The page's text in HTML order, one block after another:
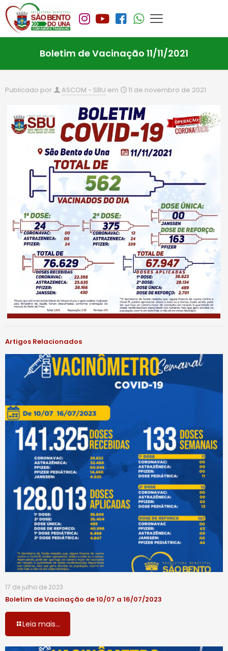
Boletim de Vacinação 11/11/2021
Publicado por ASCOM - SBU em 11 de novembro de 2021
Artigos Relacionados
17 de julho de 2023
Boletim de Vacinação de 10/07 a 16/07/2023
Leia mais...